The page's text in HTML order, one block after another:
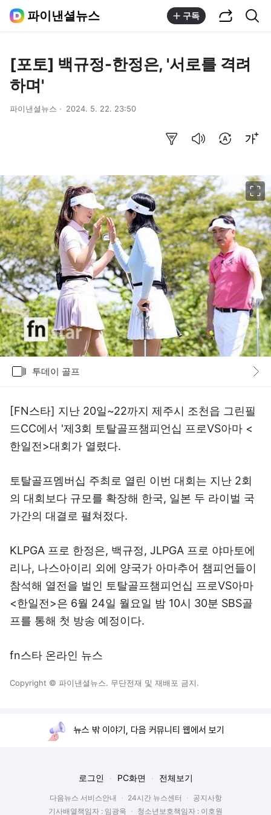
파이낸셜뉴스 구독
[포토] 백규정-한정은, '서로를 격려
하며'
파이낸셜뉴스 2024. 5. 22. 23:50
투데이 골프
[FN스타] 지난 20일~22까지 제주시 조천읍 그린필
드CC에서 '제3회 토탈골프챔피언십 프로VS아마 <
한일전>대회가 열렸다.
토탈골프멤버십 주최로 열린 이번 대회는 지난 2회
의 대회보다 규모를 확장해 한국, 일본 두 라이벌 국
가간의 대결로 펼쳐젔다.
KLPGA 프로 한정은, 백규정, JLPGA 프로 야마토에
리나, 나스아이리 외에 양국가 아마추어 챔피언들이
참석해 열전을 벌인 토탈골프챔피언십 프로VS아마
<한일전>은 6월 24일 월요일 밤 10시 30분 SBS골
프를 통해 첫 방송 예정이다.
fn스타 온라인 뉴스
Copyright © 파이낸셜뉴스. 무단전재 및 재배포 금지.
뉴스 밖 이야기, 다음 커뮤니티 웹에서 보기
로그인 PC화면 전체보기
다음뉴스 서비스안내 24시간 뉴스센터
공지사항
기사배열책임자 : 임광욱
청소년보호책임자 : 이호원